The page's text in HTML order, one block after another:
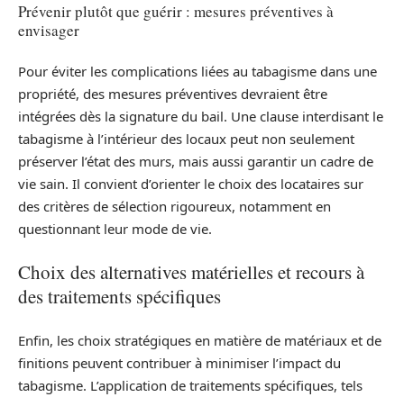
Prévenir plutôt que guérir : mesures préventives à
envisager
Pour éviter les complications liées au tabagisme dans une
propriété, des mesures préventives devraient être
intégrées dès la signature du bail. Une clause interdisant le
tabagisme à l’intérieur des locaux peut non seulement
préserver l’état des murs, mais aussi garantir un cadre de
vie sain. Il convient d’orienter le choix des locataires sur
des critères de sélection rigoureux, notamment en
questionnant leur mode de vie.
Choix des alternatives matérielles et recours à
des traitements spécifiques
Enfin, les choix stratégiques en matière de matériaux et de
finitions peuvent contribuer à minimiser l’impact du
tabagisme. L’application de traitements spécifiques, tels